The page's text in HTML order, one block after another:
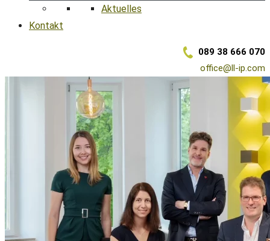
Aktuelles
Kontakt
089 38 666 070
office@ll-ip.com